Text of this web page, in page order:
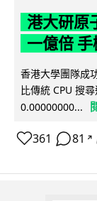
港大研原
一億倍
香港大學團隊成
比傳統 CPU 搜
0.00000000...
361 81 ↗